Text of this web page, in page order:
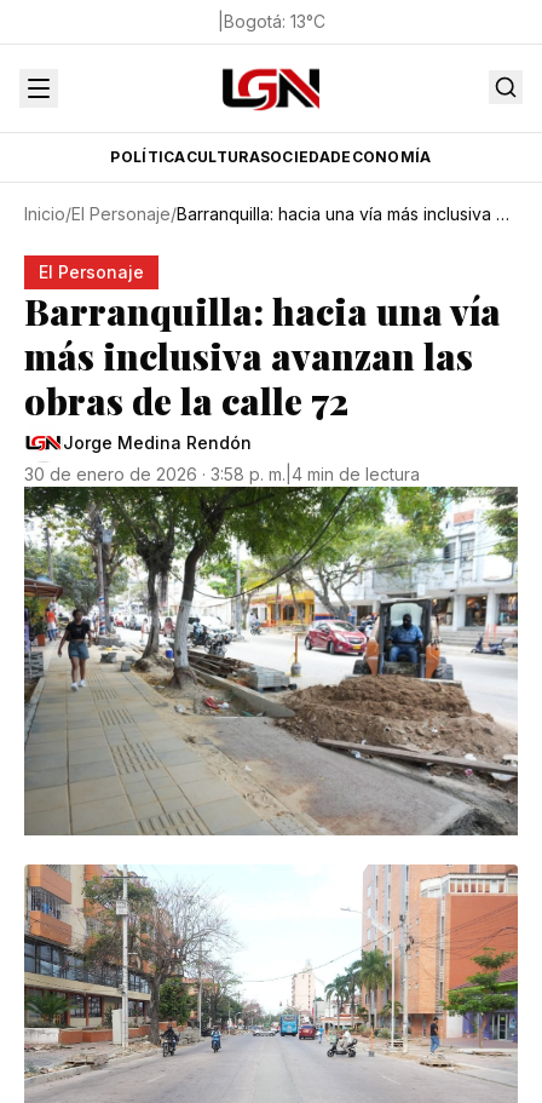
Bogotá: 13°C
POLÍTICACULTURASOCIEDADECONOMÍA
Inicio/El Personaje/ Barranquilla: hacia una vía más inclusiva avanzan las obras de la calle 72
El Personaje
Barranquilla: hacia una vía
más inclusiva avanzan las
obras de la calle 72
Jorge Medina Rendón
30 de enero de 2026 · 3:58 p. m. 4 min de lectura